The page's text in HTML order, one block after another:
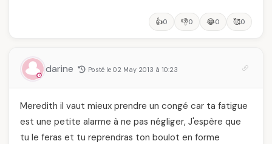
👍0 👎0 😂0 🥰0
darine Posté le 02 May 2013 à 10:23
Meredith il vaut mieux prendre un congé car ta fatigue
est une petite alarme à ne pas négliger, J'espère que
tu le feras et tu reprendras ton boulot en forme